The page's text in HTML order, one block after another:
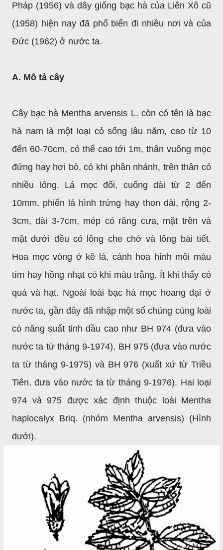
Pháp (1956) và dây giống bạc hà của Liên Xô cũ
(1958) hiện nay đã phổ biến đi nhiều nơi và của
Đức (1962) ở nước ta.
A. Mô tả cây
Cây bạc hà Mentha arvensis L. còn có tên là bạc
hà nam là một loại cỏ sống lâu năm, cao từ 10
đến 60-70cm, có thể cao tới 1m, thân vuông mọc
đứng hay hơi bò, có khi phân nhánh, trên thân có
nhiều lông. Lá mọc đối, cuống dài từ 2 đến
10mm, phiến lá hình trứng hay thon dài, rộng 2-
3cm, dài 3-7cm, mép có răng cưa, mặt trên và
mặt dưới đều có lông che chở và lông bài tiết.
Hoa mọc vòng ở kẽ lá, cánh hoa hình môi màu
tím hay hồng nhạt có khi màu trắng. Ít khi thấy có
quả và hạt. Ngoài loài bạc hà mọc hoang dại ở
nước ta, gần đây đã nhập một số chủng cùng loài
có năng suất tinh dầu cao như BH 974 (đưa vào
nước ta từ tháng 9-1974), BH 975 (đưa vào nước
ta từ tháng 9-1975) và BH976 (xuất xứ từ Triều
Tiên, đưa vào nước ta từ tháng 9-1976). Hai loại
974 và 975 được xác định thuộc loài Mentha
haplocalyx Briq. (nhóm Mentha arvensis) (Hình
dưới).